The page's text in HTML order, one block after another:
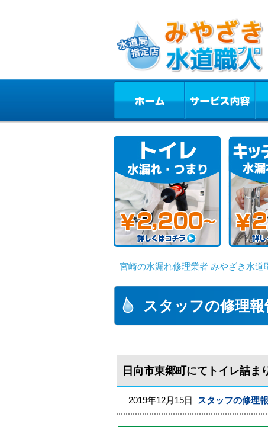
宮崎の水漏れ修理業者 みやざき水道
スタッフの修理報
日向市東郷町にてトイレ詰ま
2019年12月15日 スタッフの修理